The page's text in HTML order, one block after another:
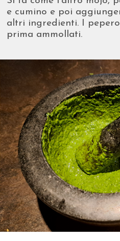
e cumino e poi
altri ingredienti. I
prima ammollati.